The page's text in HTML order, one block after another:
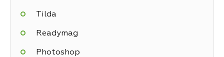
Tilda
Readymag
Photoshop